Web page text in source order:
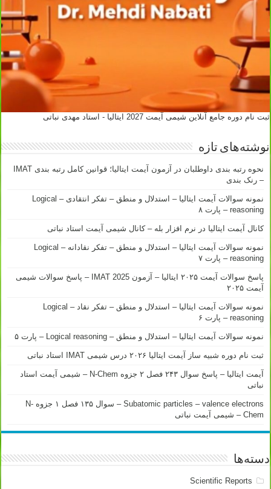
ثبت نام دوره جامع آنلاین شیمی آیمت 2027 ایتالیا - استاد مهدی نباتی
نوشته‌های تازه
نحوه رتبه بندی داوطلبان در آزمون آیمت ایتالیا؛ قوانین کامل رتبه بندی IMAT
– رنک بندی
نمونه سوالات آیمت ایتالیا – استدلال و منطق – تفکر انتقادی – Logical
reasoning – پارت ۸
کانال آیمت ایتالیا در نرم افزار بله – کانال شیمی آیمت استاد نباتی
نمونه سوالات آیمت ایتالیا – استدلال و منطق – تفکر نقادانه – Logical
reasoning – پارت ۷
پاسخ سوالات آیمت ۲۰۲۵ ایتالیا – آزمون IMAT 2025 – پاسخ سوالات شیمی
آیمت ۲۰۲۵
نمونه سوالات آیمت ایتالیا – استدلال و منطق – تفکر نقاد – Logical
reasoning – پارت ۶
نمونه سوالات آیمت ایتالیا – استدلال و منطق – Logical reasoning – پارت ۵
ثبت نام دوره شبیه ساز آیمت ایتالیا ۲۰۲۶ درس شیمی IMAT استاد نباتی
آیمت ایتالیا – پاسخ سوال ۲۴۳ فصل ۲ جزوه N-Chem – شیمی آیمت استاد
نباتی
Subatomic particles – valence electrons – سوال ۱۳۵ فصل ۱ جزوه N-
Chem – شیمی آیمت نباتی
دسته‌ها
Scientific Reports